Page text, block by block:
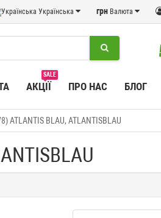
грн Валюта
Українська
SALE
АКЦІЇ ПРО НАС БЛОГ
ATLANTIS BLAU, ATLANTISBLAU